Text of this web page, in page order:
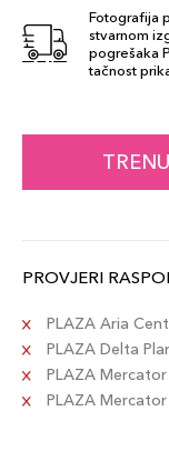
Fotografija
stvarnom
pogrešaka
tačnost
PROVJERI
PLAZA Aria
PLAZA Delta
PLAZA
PLAZA